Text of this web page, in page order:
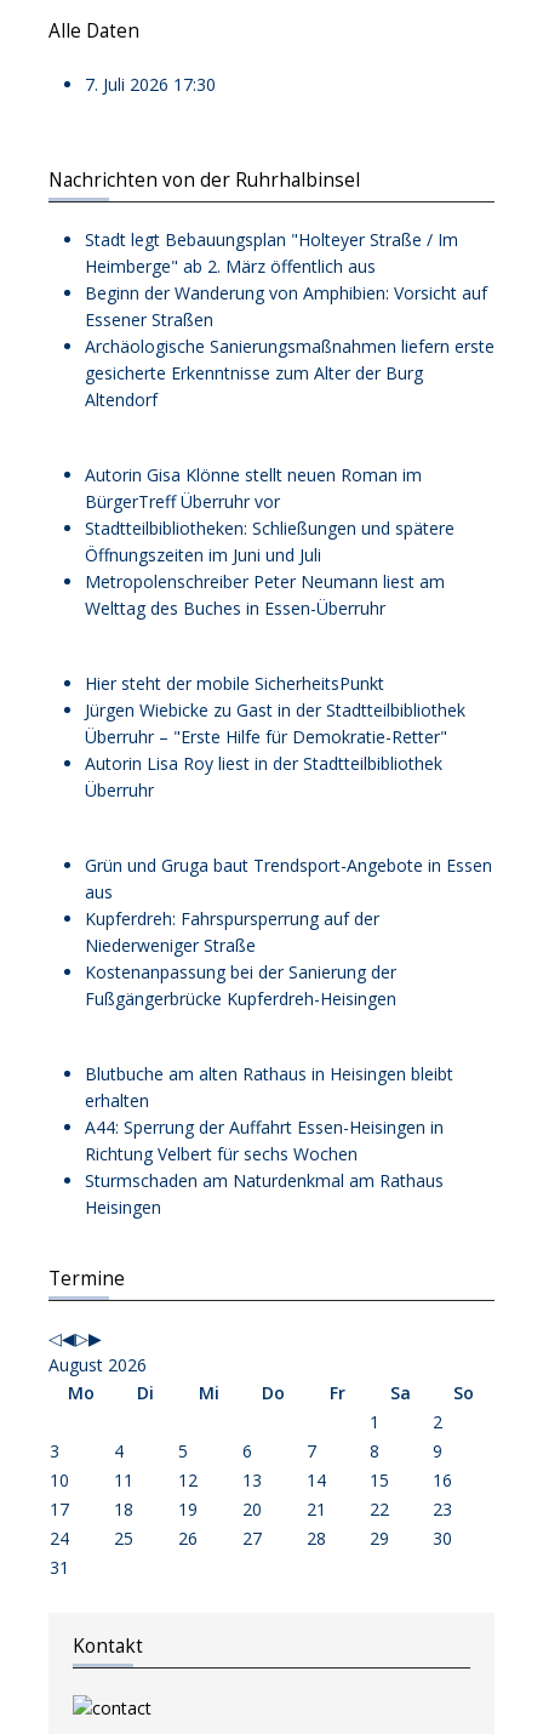
Alle Daten
7. Juli 2026 17:30
Nachrichten von der Ruhrhalbinsel
Stadt legt Bebauungsplan "Holteyer Straße / Im
Heimberge" ab 2. März öffentlich aus
Beginn der Wanderung von Amphibien: Vorsicht auf
Essener Straßen
Archäologische Sanierungsmaßnahmen liefern erste
gesicherte Erkenntnisse zum Alter der Burg
Altendorf
Autorin Gisa Klönne stellt neuen Roman im
BürgerTreff Überruhr vor
Stadtteilbibliotheken: Schließungen und spätere
Öffnungszeiten im Juni und Juli
Metropolenschreiber Peter Neumann liest am
Welttag des Buches in Essen-Überruhr
Hier steht der mobile SicherheitsPunkt
Jürgen Wiebicke zu Gast in der Stadtteilbibliothek
Überruhr – "Erste Hilfe für Demokratie-Retter"
Autorin Lisa Roy liest in der Stadtteilbibliothek
Überruhr
Grün und Gruga baut Trendsport-Angebote in Essen
aus
Kupferdreh: Fahrspursperrung auf der
Niederweniger Straße
Kostenanpassung bei der Sanierung der
Fußgängerbrücke Kupferdreh-Heisingen
Blutbuche am alten Rathaus in Heisingen bleibt
erhalten
A44: Sperrung der Auffahrt Essen-Heisingen in
Richtung Velbert für sechs Wochen
Sturmschaden am Naturdenkmal am Rathaus
Heisingen
Termine
Vorheriges
Jahr
Vorheriger
Monat
Nächstes
Jahr
Nächstes
Monat
August 2026
Mo
Di Mi Do Fr Sa
So
1
2
3
4 5 6 7 8
9
10
11 12 13 14 15
16
17
18 19 20 21 22
23
24
25 26 27 28 29
30
31
Kontakt